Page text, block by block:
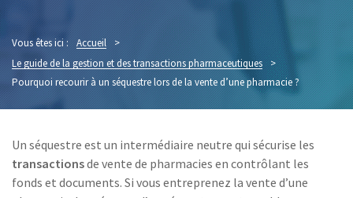
Vous êtes ici : Accueil
>
Le guide de la gestion et des transactions pharmaceutiques
>
Pourquoi recourir à un séquestre lors de la vente d’une pharmacie ?
Un séquestre est un intermédiaire neutre qui sécurise les
transactionsde vente de pharmacies en contrôlant les
fonds et documents. Si vous entreprenez la vente d’une